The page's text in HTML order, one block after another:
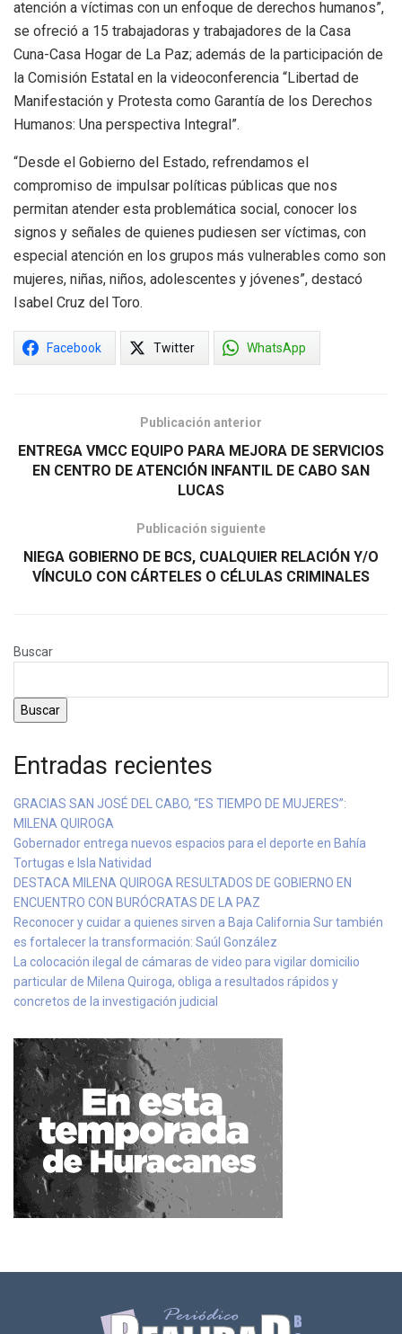
atención a víctimas con un enfoque de derechos humanos”,
se ofreció a 15 trabajadoras y trabajadores de la Casa
Cuna-Casa Hogar de La Paz; además de la participación de
la Comisión Estatal en la videoconferencia “Libertad de
Manifestación y Protesta como Garantía de los Derechos
Humanos: Una perspectiva Integral”.
“Desde el Gobierno del Estado, refrendamos el
compromiso de impulsar políticas públicas que nos
permitan atender esta problemática social, conocer los
signos y señales de quienes pudiesen ser víctimas, con
especial atención en los grupos más vulnerables como son
mujeres, niñas, niños, adolescentes y jóvenes”, destacó
Isabel Cruz del Toro.
Facebook Twitter WhatsApp
Publicación anterior
ENTREGA VMCC EQUIPO PARA MEJORA DE SERVICIOS
EN CENTRO DE ATENCIÓN INFANTIL DE CABO SAN
LUCAS
Publicación siguiente
NIEGA GOBIERNO DE BCS, CUALQUIER RELACIÓN Y/O
VÍNCULO CON CÁRTELES O CÉLULAS CRIMINALES
Buscar
Buscar
Entradas recientes
GRACIAS SAN JOSÉ DEL CABO, “ES TIEMPO DE MUJERES”:
MILENA QUIROGA
Gobernador entrega nuevos espacios para el deporte en Bahía
Tortugas e Isla Natividad
DESTACA MILENA QUIROGA RESULTADOS DE GOBIERNO EN
ENCUENTRO CON BURÓCRATAS DE LA PAZ
Reconocer y cuidar a quienes sirven a Baja California Sur también
es fortalecer la transformación: Saúl González
La colocación ilegal de cámaras de video para vigilar domicilio
particular de Milena Quiroga, obliga a resultados rápidos y
concretos de la investigación judicial